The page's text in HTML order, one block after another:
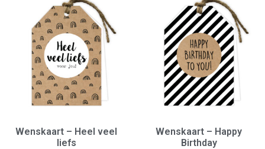
Wenskaart – Heel veel
liefs
Wenskaart – Happy
Birthday